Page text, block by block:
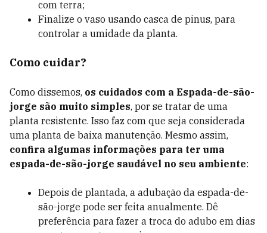
com terra;
Finalize o vaso usando casca de pinus, para
controlar a umidade da planta.
Como cuidar?
Como dissemos, os cuidados com a Espada-de-são-
jorge são muito simples, por se tratar de uma
planta resistente. Isso faz com que seja considerada
uma planta de baixa manutenção. Mesmo assim,
confira algumas informações para ter uma
espada-de-são-jorge saudável no seu ambiente:
Depois de plantada, a adubação da espada-de-
são-jorge pode ser feita anualmente. Dê
preferência para fazer a troca do adubo em dias